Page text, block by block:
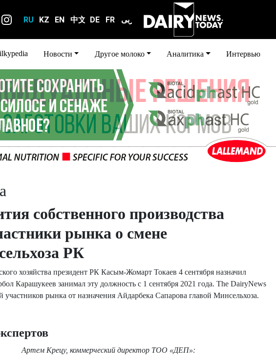
RU KZ EN 中文 DE FR عربى
Новости Другое молоко Аналитика Интервью
собственного производства
рынка о смене
РК
хозяйства президент РК Касым-Жомарт Токаев 4 сентября назначил
Карашукеев занимал эту должность с 1 сентября 2021 года. The DairyNews
участников рынка от назначения Айдарбека Сапарова главой Минсельхоза.
Артем Крецу, коммерческий директор ТОО «ДЕП»: